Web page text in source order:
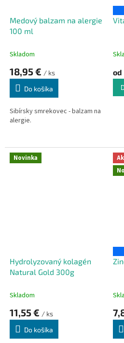
Medový balzam na alergie
100 ml
Skladom
18,95 € / ks
Do košíka
Sibírsky smrekovec - balzam na
alergie.
od
Novinka
Hydrolyzovaný kolagén
Natural Gold 300g
Skladom
11,55 € / ks
Do košíka